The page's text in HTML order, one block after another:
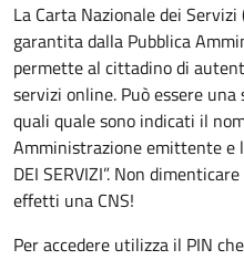
La Carta Nazionale dei Servizi
garantita dalla Pubblica
permette al cittadino di
servizi online. Può essere
quali quale sono indicati il
Amministrazione emittente e
DEI SERVIZI”. Non
effetti una CNS!
Per accedere utilizza il PIN